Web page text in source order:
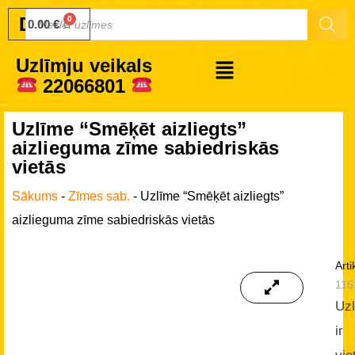
Druku.lv
0.00€
Uzlīmju veikals
22066801
Uzlīme “Smēķēt aizliegts”
aizlieguma zīme sabiedriskās
vietās
Sākums - Zīmes sab. - Uzlīme “Smēķēt aizliegts”
aizlieguma zīme sabiedriskās vietās
ir